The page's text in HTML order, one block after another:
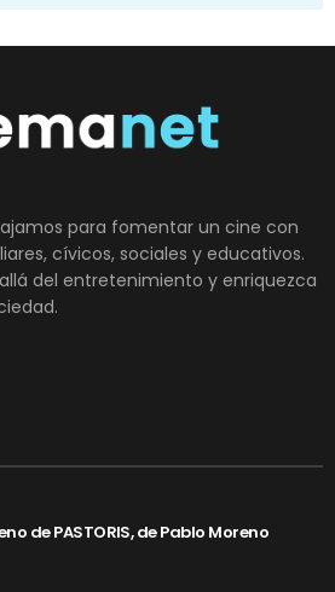
para fomentar un cine con
cívicos, sociales y educativos.
del entretenimiento y enriquezca
de PASTORIS, de Pablo Moreno